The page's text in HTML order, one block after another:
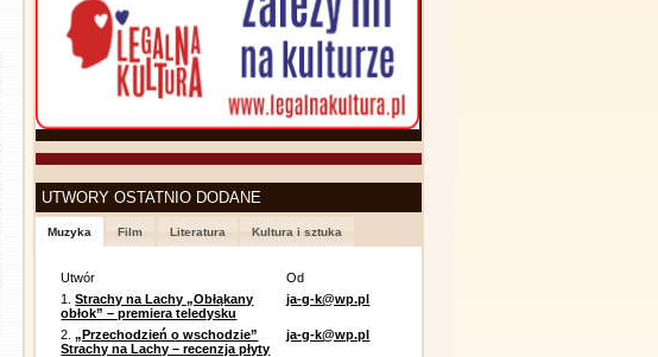
UTWORY OSTATNIO DODANE
Muzyka Film Literatura Kultura i sztuka
Utwór
Od
1.Strachy na Lachy „Obłąkany
obłok” – premiera teledysku
ja-g-k@wp.pl
2.„Przechodzień o wschodzie”
Strachy na Lachy – recenzja płyty
ja-g-k@wp.pl